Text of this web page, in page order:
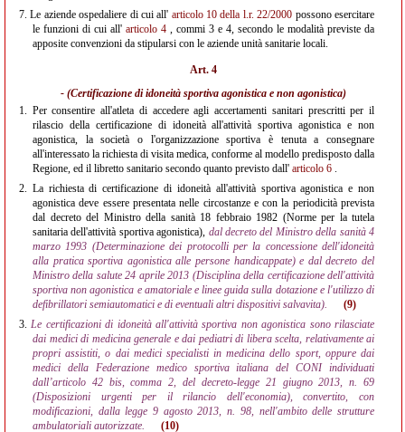
7.Le aziende ospedaliere di cui all' articolo 10 della l.r. 22/2000 possono esercitare
le funzioni di cui all' articolo 4 , commi 3 e 4, secondo le modalità previste da
apposite convenzioni da stipularsi con le aziende unità sanitarie locali.
Art. 4
- (Certificazione di idoneità sportiva agonistica e non agonistica)
1. Per consentire all'atleta di accedere agli accertamenti sanitari prescritti per il
rilascio della certificazione di idoneità all'attività sportiva agonistica e non
agonistica, la società o l'organizzazione sportiva è tenuta a consegnare
all'interessato la richiesta di visita medica, conforme al modello predisposto dalla
Regione, ed il libretto sanitario secondo quanto previsto dall' articolo 6 .
2. La richiesta di certificazione di idoneità all'attività sportiva agonistica e non
agonistica deve essere presentata nelle circostanze e con la periodicità prevista
dal decreto del Ministro della sanità 18 febbraio 1982 (Norme per la tutela
sanitaria dell'attività sportiva agonistica), dal decreto del Ministro della sanità 4
marzo 1993 (Determinazione dei protocolli per la concessione dell'idoneità
alla pratica sportiva agonistica alle persone handicappate) e dal decreto del
Ministro della salute 24 aprile 2013 (Disciplina della certificazione dell'attività
sportiva non agonistica e amatoriale e linee guida sulla dotazione e l'utilizzo di
defibrillatori semiautomatici e di eventuali altri dispositivi salvavita).
(9)
3.Le certificazioni di idoneità all'attività sportiva non agonistica sono rilasciate
dai medici di medicina generale e dai pediatri di libera scelta, relativamente ai
propri assistiti, o dai medici specialisti in medicina dello sport, oppure dai
medici della Federazione medico sportiva italiana del CONI individuati
dall’articolo 42 bis, comma 2, del decreto-legge 21 giugno 2013, n. 69
(Disposizioni urgenti per il rilancio dell'economia), convertito, con
modificazioni, dalla legge 9 agosto 2013, n. 98, nell'ambito delle strutture
ambulatoriali autorizzate.
(10)